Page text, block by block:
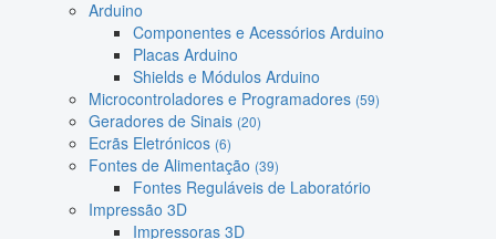
Arduino
Componentes e Acessórios Arduino
Placas Arduino
Shields e Módulos Arduino
Microcontroladores e Programadores (59)
Geradores de Sinais (20)
Ecrãs Eletrónicos (6)
Fontes de Alimentação (39)
Fontes Reguláveis de Laboratório
Impressão 3D
Impressoras 3D